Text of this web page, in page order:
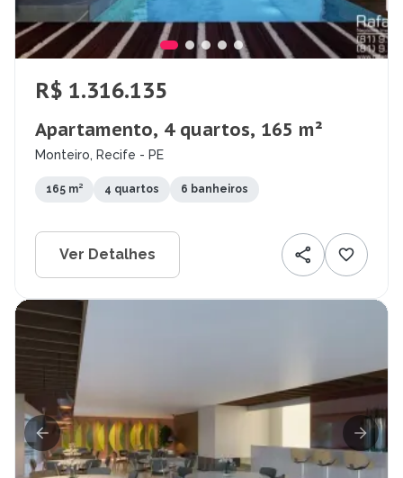
R$ 1.316.135
Apartamento, 4 quartos, 165 m²
Monteiro, Recife - PE
165 m² 4 quartos 6 banheiros
Ver Detalhes